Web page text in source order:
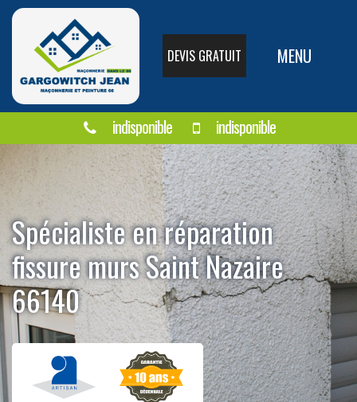
DEVIS GRATUIT MENU
indisponible indisponible
Spécialiste en réparation
fissure murs Saint Nazaire
66140